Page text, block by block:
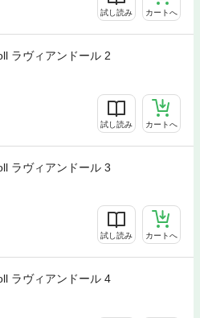
試し読み カートへ
ラヴィアンドール 2
試し読み カートへ
ラヴィアンドール 3
試し読み カートへ
ラヴィアンドール 4